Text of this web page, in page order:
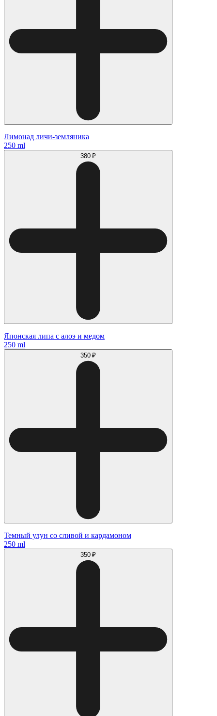
Лимонад личи-земляника
250 ml
380 ₽
Японская липа с алоэ и медом
250 ml
350 ₽
Темный улун со сливой и кардамоном
250 ml
350 ₽